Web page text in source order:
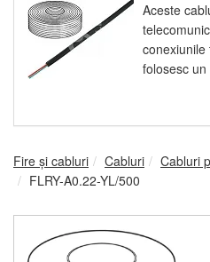
Aceste
folosesc
Fire şi cabluri Cabluri
Cabluri
FLRY-A0.22-YL/500